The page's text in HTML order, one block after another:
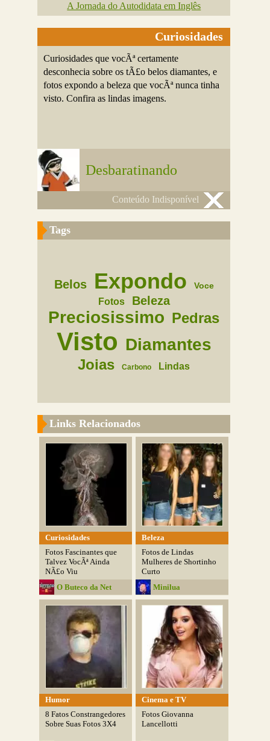
A Jornada do Autodidata em Inglês
Curiosidades
Curiosidades que vocÃª certamente
desconhecia sobre os tÃ£o belos diamantes, e
fotos expondo a beleza que vocÃª nunca tinha
visto. Confira as lindas imagens.
Desbaratinando
Conteúdo Indisponível
Tags
Belos Expondo Voce
Fotos Beleza
Preciosissimo Pedras
Visto Diamantes
Joias Carbono Lindas
Links Relacionados
Curiosidades
Fotos Fascinantes que
Talvez VocÃª Ainda
NÃ£o Viu
O Buteco da Net
Beleza
Fotos de Lindas
Mulheres de Shortinho
Curto
Minilua
Humor
8 Fatos Constrangedores
Sobre Suas Fotos 3X4
Cinema e TV
Fotos Giovanna
Lancellotti